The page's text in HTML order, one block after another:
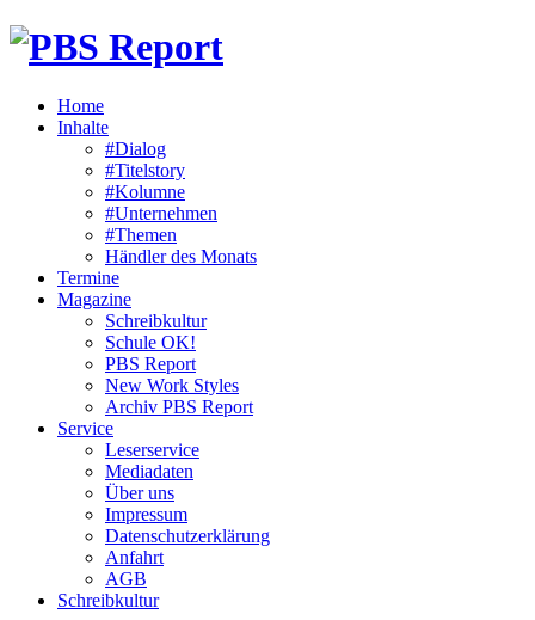
Home
Inhalte
#Dialog
#Titelstory
#Kolumne
#Unternehmen
#Themen
Händler des Monats
Termine
Magazine
Schreibkultur
Schule OK!
PBS Report
New Work Styles
Archiv PBS Report
Service
Leserservice
Mediadaten
Über uns
Impressum
Datenschutzerklärung
Anfahrt
AGB
Schreibkultur